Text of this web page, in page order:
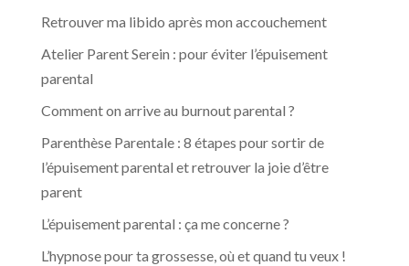
Retrouver ma libido après mon accouchement
Atelier Parent Serein : pour éviter l’épuisement
parental
Comment on arrive au burnout parental ?
Parenthèse Parentale : 8 étapes pour sortir de
l’épuisement parental et retrouver la joie d’être
parent
L’épuisement parental : ça me concerne ?
L’hypnose pour ta grossesse, où et quand tu veux !